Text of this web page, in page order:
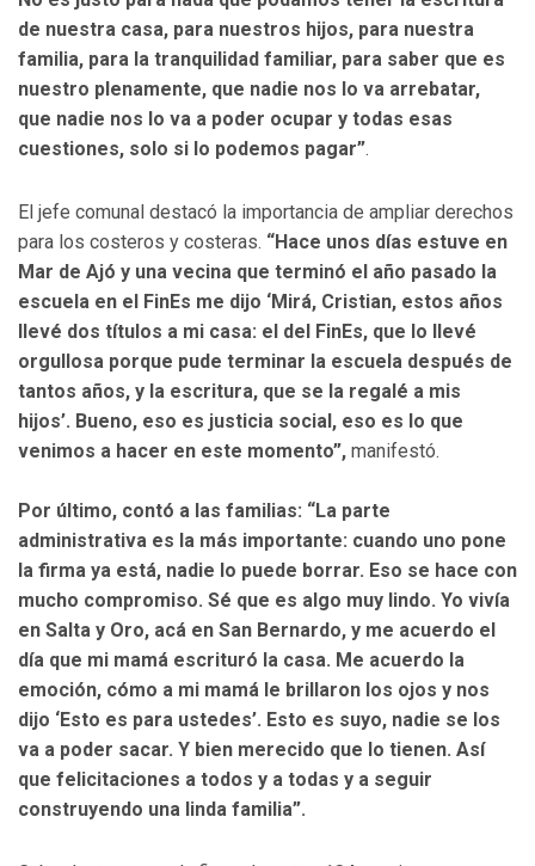
de nuestra casa, para nuestros hijos, para nuestra
familia, para la tranquilidad familiar, para saber que es
nuestro plenamente, que nadie nos lo va arrebatar,
que nadie nos lo va a poder ocupar y todas esas
cuestiones, solo si lo podemos pagar”.
El jefe comunal destacó la importancia de ampliar derechos
para los costeros y costeras. “Hace unos días estuve en
Mar de Ajó y una vecina que terminó el año pasado la
escuela en el FinEs me dijo ‘Mirá, Cristian, estos años
llevé dos títulos a mi casa: el del FinEs, que lo llevé
orgullosa porque pude terminar la escuela después de
tantos años, y la escritura, que se la regalé a mis
hijos’. Bueno, eso es justicia social, eso es lo que
venimos a hacer en este momento”, manifestó.
Por último, contó a las familias: “La parte
administrativa es la más importante: cuando uno pone
la firma ya está, nadie lo puede borrar. Eso se hace con
mucho compromiso. Sé que es algo muy lindo. Yo vivía
en Salta y Oro, acá en San Bernardo, y me acuerdo el
día que mi mamá escrituró la casa. Me acuerdo la
emoción, cómo a mi mamá le brillaron los ojos y nos
dijo ‘Esto es para ustedes’. Esto es suyo, nadie se los
va a poder sacar. Y bien merecido que lo tienen. Así
que felicitaciones a todos y a todas y a seguir
construyendo una linda familia”.